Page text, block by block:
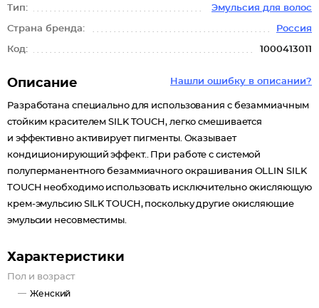
Тип: Эмульсия для волос
Страна бренда: Россия
Код: 1000413011
Нашли ошибку в описании?
Описание
Разработана специально для использования с безаммиачным
стойким красителем SILK TOUCH, легко смешивается
и эффективно активирует пигменты. Оказывает
кондиционирующий эффект.. При работе с системой
полуперманентного безаммиачного окрашивания OLLIN SILK
TOUCH необходимо использовать исключительно окисляющую
крем-эмульсию SILK TOUCH, поскольку другие окисляющие
эмульсии несовместимы.
Характеристики
Пол и возраст
Женский